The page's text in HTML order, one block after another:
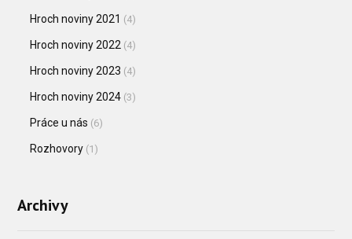
Hroch noviny 2021 (4)
Hroch noviny 2022 (4)
Hroch noviny 2023 (4)
Hroch noviny 2024 (3)
Práce u nás (6)
Rozhovory (1)
Archivy